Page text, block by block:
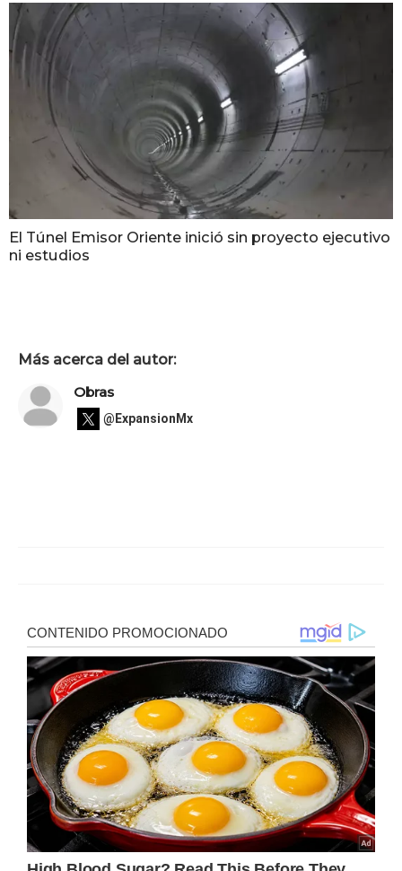
El Túnel Emisor Oriente inició sin proyecto ejecutivo
ni estudios
Más acerca del autor:
Obras
@ExpansionMx